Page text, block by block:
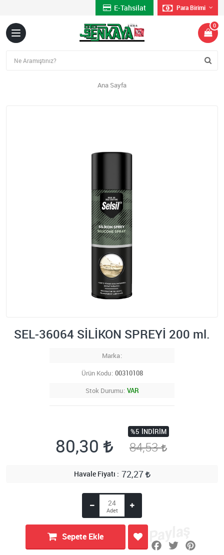
E-Tahsilat Para Birimi
0
Ana Sayfa
SEL-36064 SİLİKON SPREYİ 200 ml.
Marka
Ürün Kodu 00310108
Stok Durumu VAR
80,30
%5 İNDIRIM
84,53
Havale Fiyatı 72,27
Sepete Ekle